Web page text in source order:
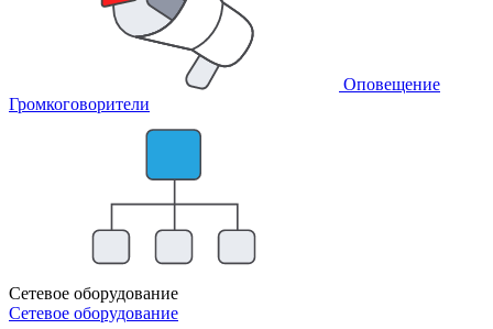
Оповещение
Громкоговорители
Сетевое оборудование
Сетевое оборудование